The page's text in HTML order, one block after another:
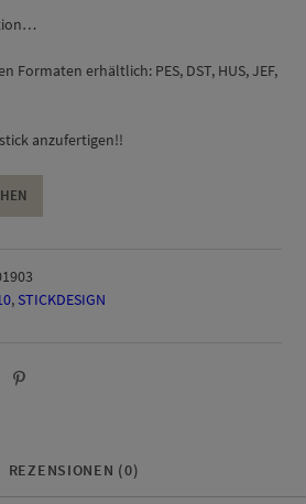
Formaten erhältlich: PES, DST, HUS, JEF,
anzufertigen!!
, STICKDESIGN
REZENSIONEN (0)